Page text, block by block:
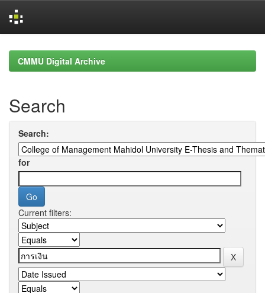
navigationCMMU Digital Archive
Search
Search:
for
Current filters: